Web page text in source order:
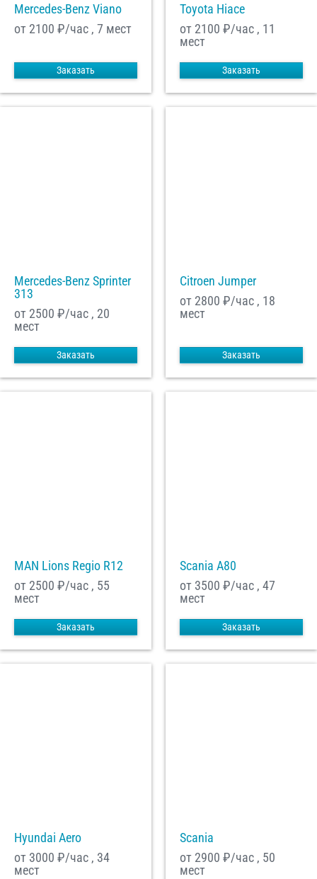
Mercedes-Benz Viano
от 2100 ₽/час , 7 мест
Заказать
Toyota Hiace
от 2100 ₽/час , 11
мест
Заказать
Mercedes-Benz Sprinter
313
от 2500 ₽/час , 20
мест
Заказать
Citroen Jumper
от 2800 ₽/час , 18
мест
Заказать
MAN Lions Regio R12
от 2500 ₽/час , 55
мест
Заказать
Scania A80
от 3500 ₽/час , 47
мест
Заказать
Hyundai Aero
от 3000 ₽/час , 34
мест
Scania
от 2900 ₽/час , 50
мест